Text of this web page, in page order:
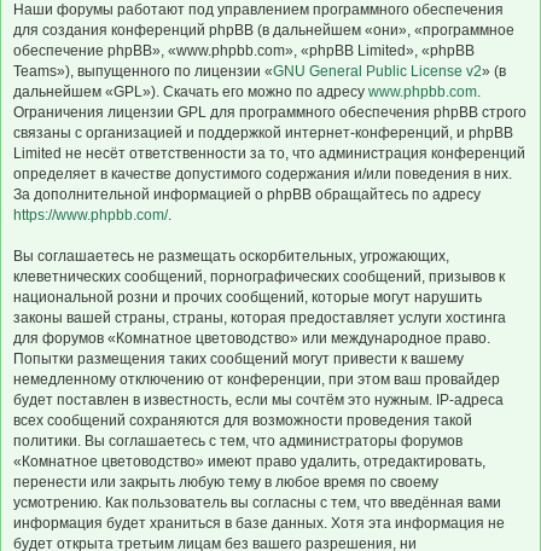
Наши форумы работают под управлением программного обеспечения
для создания конференций phpBB (в дальнейшем «они», «программное
обеспечение phpBB», «www.phpbb.com», «phpBB Limited», «phpBB
Teams»), выпущенного по лицензии «GNU General Public License v2» (в
дальнейшем «GPL»). Скачать его можно по адресу www.phpbb.com.
Ограничения лицензии GPL для программного обеспечения phpBB строго
связаны с организацией и поддержкой интернет-конференций, и phpBB
Limited не несёт ответственности за то, что администрация конференций
определяет в качестве допустимого содержания и/или поведения в них.
За дополнительной информацией о phpBB обращайтесь по адресу
https://www.phpbb.com/.
Вы соглашаетесь не размещать оскорбительных, угрожающих,
клеветнических сообщений, порнографических сообщений, призывов к
национальной розни и прочих сообщений, которые могут нарушить
законы вашей страны, страны, которая предоставляет услуги хостинга
для форумов «Комнатное цветоводство» или международное право.
Попытки размещения таких сообщений могут привести к вашему
немедленному отключению от конференции, при этом ваш провайдер
будет поставлен в известность, если мы сочтём это нужным. IP-адреса
всех сообщений сохраняются для возможности проведения такой
политики. Вы соглашаетесь с тем, что администраторы форумов
«Комнатное цветоводство» имеют право удалить, отредактировать,
перенести или закрыть любую тему в любое время по своему
усмотрению. Как пользователь вы согласны с тем, что введённая вами
информация будет храниться в базе данных. Хотя эта информация не
будет открыта третьим лицам без вашего разрешения, ни